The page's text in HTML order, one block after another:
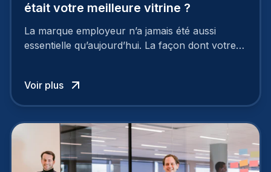
était votre meilleure vitrine ?
La marque employeur n’a jamais été aussi
essentielle qu’aujourd’hui. La façon dont votre
à perdre les meilleurs profils.
Voir plus